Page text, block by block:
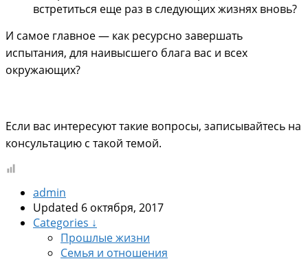
встретиться еще раз в следующих жизнях вновь?
И самое главное — как ресурсно завершать
испытания, для наивысшего блага вас и всех
окружающих?
Если вас интересуют такие вопросы, записывайтесь на
консультацию с такой темой.
admin
Updated 6 октября, 2017
Categories ↓
Прошлые жизни
Семья и отношения